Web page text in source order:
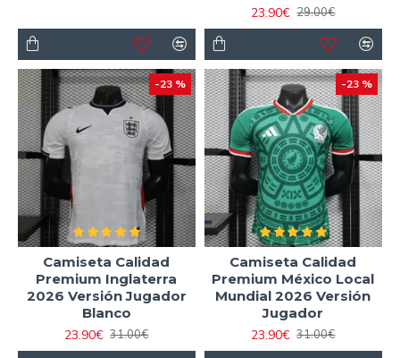
23.90€ 29.00€
-23 %
Camiseta Calidad
Premium Inglaterra
2026 Versión Jugador
Blanco
23.90€ 31.00€
-23 %
Camiseta Calidad
Premium México Local
Mundial 2026 Versión
Jugador
23.90€ 31.00€